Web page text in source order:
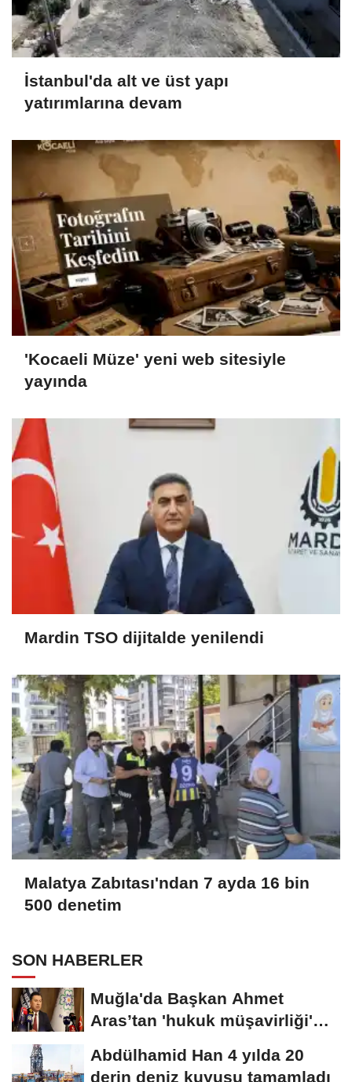
İstanbul'da alt ve üst yapı
yatırımlarına devam
'Kocaeli Müze' yeni web sitesiyle
yayında
Mardin TSO dijitalde yenilendi
Malatya Zabıtası'ndan 7 ayda 16 bin
500 denetim
SON HABERLER
Muğla'da Başkan Ahmet
Aras’tan 'hukuk müşavirliği'
Abdülhamid Han 4 yılda 20
derin deniz kuyusu tamamladı